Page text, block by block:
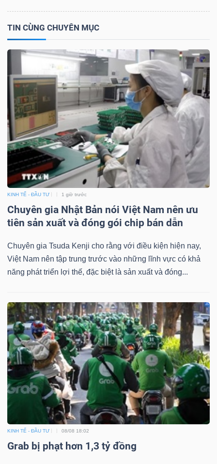
TIN CÙNG CHUYÊN MỤC
KINH TẾ - ĐẦU TƯ 1 giờ trước
Chuyên gia Nhật Bản nói Việt Nam nên ưu
tiên sản xuất và đóng gói chip bán dẫn
Chuyên gia Tsuda Kenji cho rằng với điều kiện hiện nay,
Việt Nam nên tập trung trước vào những lĩnh vực có khả
năng phát triển lợi thế, đặc biệt là sản xuất và đóng...
KINH TẾ - ĐẦU TƯ 08/08 18:02
Grab bị phạt hơn 1,3 tỷ đồng
tài
chính
Công
cụ
đầu
Truyền
tài
liệu
tài
chính